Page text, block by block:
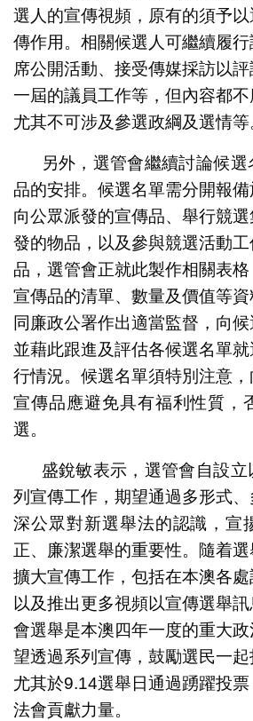
選人的宣傳視頻，原有的須予
傳作用。相關候選人可繼續履
席公開活動、接受傳媒採訪以
一屆的議員工作等，但內容都不
尤其不可涉及參選政綱及選情等
另外，選管會繼續討論候
品的安排。候選名單需分開報
向公眾派發的宣傳品、舉行競
發的物品，以及參與競選活動
品，選管會正就此製作相關表
宣傳品的清單、數量及價值等
同廉政公署作出適當監督，向候
並藉此跟進及評估各候選名單
行情況。候選名單須特別注意
宣傳品應避免具有福利性質，
選。
盛銳敏表示，選管會自設
列宣傳工作，期望通過多形式
深公眾對新選舉法的認識，宣
正、廉潔選舉的重要性。隨着
擴大宣傳工作，包括在本澳各處
以及推出更多視頻以宣傳選舉
會選舉是本澳四年一度的重大
望透過系列宣傳，鼓勵選民一起
尤其於9.14選舉日通過踴躍投
法會貢獻力量。